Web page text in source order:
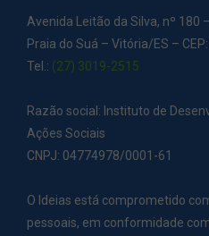
Avenida Leitão da Silva, nº 180
Praia do Suá – Vitória/ES –
Tel.: (27) 3019-2515
Razão social: Instituto de
Ações Sociais
CNPJ: 04774978/0001-61
O Ideias está comprometido
pessoais, em conformidade